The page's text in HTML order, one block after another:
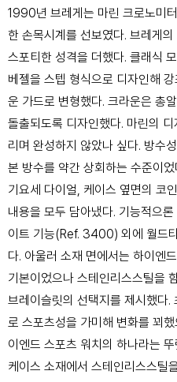
1990년 브레게는 마린 크로노미
한 손목시계를 선보였다. 브레게의
스포티한 성격을 더했다. 클래식
베젤을 스텝 형식으로 디자인해
운 가드로 변형했다. 크라운은 총
돌출되도록 디자인했다. 마린의 디
리며 완성하지 않았나 싶다. 방수
본 방수를 약간 상회하는 수준이
기요세 다이얼, 케이스 옆면의 코인
내용을 모두 담아냈다. 기능적으
이트 기능(Ref. 3400) 외에 월드
다. 아울러 소재 면에서는 하이엔
기본이었으나 스테인리스스틸을
브레이슬릿의 선택지를 제시했다
로 스포츠성을 가미해 변화를 꾀
이엔드 스포츠 워치의 하나라는
케이스 소재에서 스테인리스스틸